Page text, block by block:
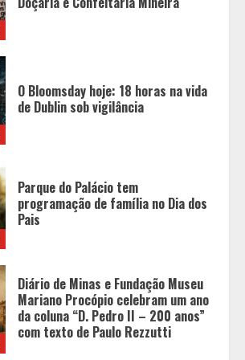
Parque do Palácio tem
programação de família no Dia dos
Pais
Diário de Minas e Fundação Museu
Mariano Procópio celebram um ano
da coluna “D. Pedro II – 200 anos”
com texto de Paulo Rezzutti
Chegada da seca impulsiona ritmo
das obras e reforça perspectivas
para a construção civil no DF